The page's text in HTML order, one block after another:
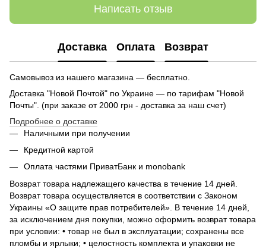
Написать отзыв
Доставка Оплата Возврат
Самовывоз из нашего магазина — бесплатно.
Доставка "Новой Почтой" по Украине — по тарифам "Новой
Почты". (при заказе от 2000 грн - доставка за наш счет)
Подробнее о доставке
Наличными при получении
Кредитной картой
Оплата частями ПриватБанк и monobank
Возврат товара надлежащего качества в течение 14 дней.
Возврат товара осуществляется в соответствии с Законом
Украины «О защите прав потребителей». В течение 14 дней,
за исключением дня покупки, можно оформить возврат товара
при условии: • товар не был в эксплуатации; сохранены все
пломбы и ярлыки; • целостность комплекта и упаковки не